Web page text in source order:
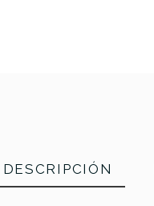
DESCRIPCIÓN